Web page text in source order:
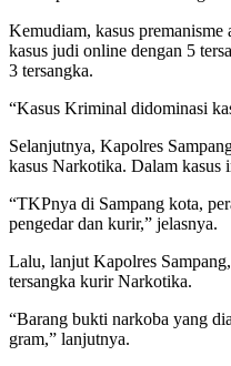
Kemudiam, kasus premanisme
kasus judi online dengan 5
3 tersangka.
“Kasus Kriminal didominasi
Selanjutnya, Kapolres
kasus Narkotika. Dalam kasus
“TKPnya di Sampang kota,
pengedar dan kurir,” jelasnya.
Lalu, lanjut Kapolres
tersangka kurir Narkotika.
“Barang bukti narkoba yang
gram,” lanjutnya.